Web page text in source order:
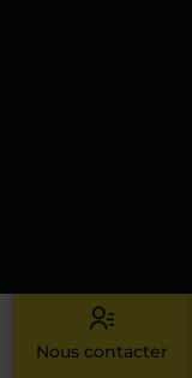
Nous contacter